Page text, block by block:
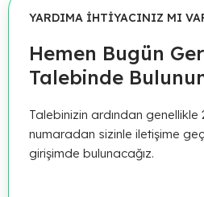
YARDIMA İHTİYACINIZ MI
Hemen Bugün
Talebinde
Talebinizin ardından
numaradan sizinle iletişime
girişimde bulunacağız.